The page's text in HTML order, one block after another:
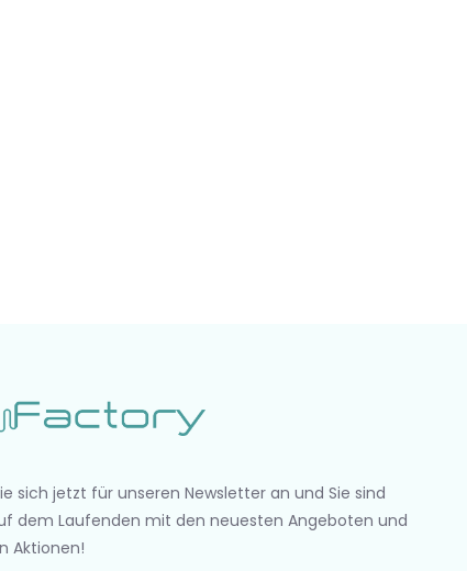
sich jetzt für unseren Newsletter an und Sie sind
dem Laufenden mit den neuesten Angeboten und
Aktionen!